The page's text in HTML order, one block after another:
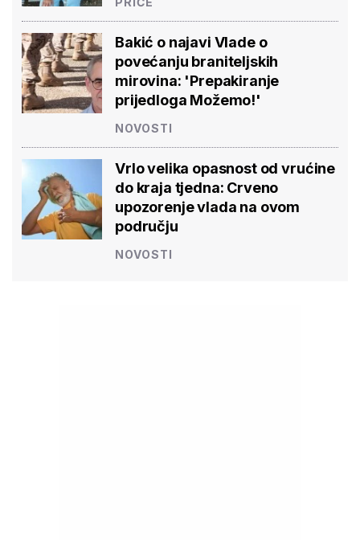
Bakić o najavi Vlade o
povećanju braniteljskih
mirovina: 'Prepakiranje
prijedloga Možemo!'
NOVOSTI
Vrlo velika opasnost od vrućine
do kraja tjedna: Crveno
upozorenje vlada na ovom
području
NOVOSTI